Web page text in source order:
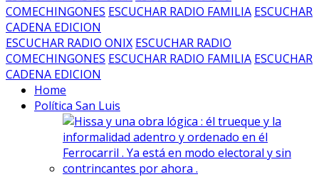
COMECHINGONES ESCUCHAR RADIO FAMILIA ESCUCHAR
CADENA EDICION
ESCUCHAR RADIO ONIX ESCUCHAR RADIO
COMECHINGONES ESCUCHAR RADIO FAMILIA ESCUCHAR
CADENA EDICION
Home
Política San Luis